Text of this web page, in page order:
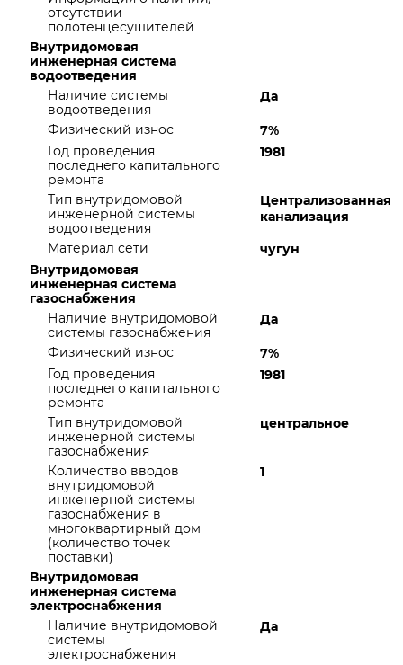
отсутствии
полотенцесушителей
Внутридомовая
инженерная система
водоотведения
Наличие системы
водоотведения
Да
Физический износ
7%
Год проведения
последнего капитального
ремонта
1981
Тип внутридомовой
инженерной системы
водоотведения
Централизованная
канализация
Материал сети
чугун
Внутридомовая
инженерная система
газоснабжения
Наличие внутридомовой
системы газоснабжения
Да
Физический износ
7%
Год проведения
последнего капитального
ремонта
1981
Тип внутридомовой
инженерной системы
газоснабжения
центральное
Количество вводов
внутридомовой
инженерной системы
газоснабжения в
многоквартирный дом
(количество точек
поставки)
1
Внутридомовая
инженерная система
электроснабжения
Наличие внутридомовой
системы
электроснабжения
Да